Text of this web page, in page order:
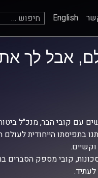
English חיפוש:
אבל לך
עם קובי הבר, מנכ"ל
בתפיסתו הייחודית
קובי מספק הסברים